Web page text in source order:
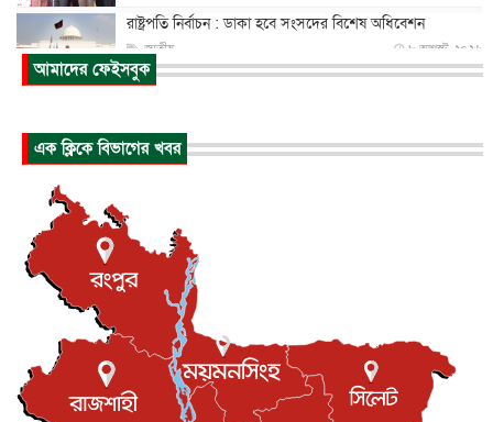
রাষ্ট্রপতি নির্বাচন : ডাকা হবে সংসদের বিশেষ অধিবেশন
জাতীয় ৮ আগস্ট, ২০২৬
প্রধানমন্ত্রীর সঙ্গে সাক্ষাতে খুদে শিল্পী অনুশ্রী রায়ের স্বপ...
পাকিস্তান-তুরস্কের সঙ্গে প্রতিরক্ষা চুক্তি সৌদি আরবকে কতটা ন...
যুক্তরাজ্যে গ্রুমিং কেলেঙ্কারি : পাকিস্তানির অপরাধে অস্বস্তি...
আন্তর্জাতিক
বিরোধ কাটিয়ে কূটনৈতিক সম্পর্ক পুনঃস্থাপন করছে মেক্সিকো ও
আন্তর্জাতিক
এবার ওটিটিতে মুক্তি পেল ‘মালিক’
বিনোদন ৮ আগস্ট, ২০২৬
আমাদের ফেইসবুক
এক ক্লিকে বিভাগের খবর